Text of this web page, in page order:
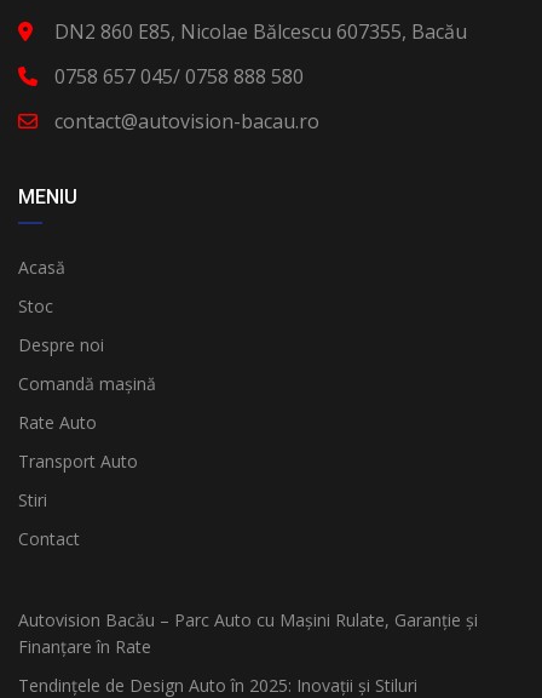
DN2 860 E85, Nicolae Bălcescu 607355, Bacău
0758 657 045/ 0758 888 580
contact@autovision-bacau.ro
MENIU
Acasă
Stoc
Despre noi
Comandă mașină
Rate Auto
Transport Auto
Stiri
Contact
Autovision Bacău – Parc Auto cu Mașini Rulate, Garanție și
Finanțare în Rate
Tendințele de Design Auto în 2025: Inovații și Stiluri